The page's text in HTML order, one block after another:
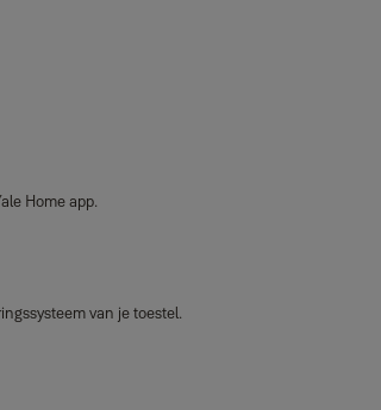
Home app.
van je toestel.